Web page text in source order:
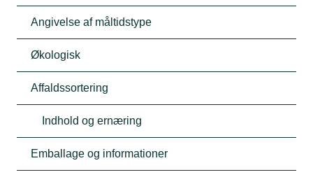
Angivelse af måltidstype
Økologisk
Affaldssortering
Indhold og ernæring
Emballage og informationer